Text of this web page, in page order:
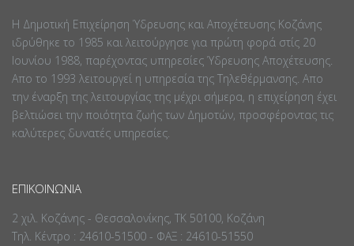
Η Δημοτική Επιχείρηση Ύδρευσης και Αποχέτευσης Κοζάνης
ιδρύθηκε το 1985 και λειτούργησε για πρώτη φορά στίς 20
Ιουνίου 1988, παρέχοντας υπηρεσίες Ύδρευσης Αποχέτευσης.
Απο το 1993 λειτουργεί η υπηρεσία της Τηλεθέρμανσης. Απο
την έναρξη της λειτουργίας της μέχρι σήμερα, η επιχείρηση έχει
βελτιώσει την ποιότητα ζωής των Δημοτών, προσφέροντας τις
καλύτερες δυνατές υπηρεσίες.
ΕΠΙΚΟΙΝΩΝΊΑ
2 χιλ. Κοζάνης - Θεσσαλονίκης, ΤΚ 50100, Κοζάνη
Τηλ. Κέντρο : 24610-51500 - ΦΑΞ : 24610-51550